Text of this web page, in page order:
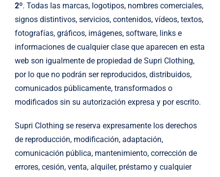
2º. Todas las marcas, logotipos, nombres comerciales,
signos distintivos, servicios, contenidos, vídeos, textos,
fotografías, gráficos, imágenes, software, links e
informaciones de cualquier clase que aparecen en esta
web son igualmente de propiedad de Supri Clothing,
por lo que no podrán ser reproducidos, distribuidos,
comunicados públicamente, transformados o
modificados sin su autorización expresa y por escrito.
Supri Clothing se reserva expresamente los derechos
de reproducción, modificación, adaptación,
comunicación pública, mantenimiento, corrección de
errores, cesión, venta, alquiler, préstamo y cualquier